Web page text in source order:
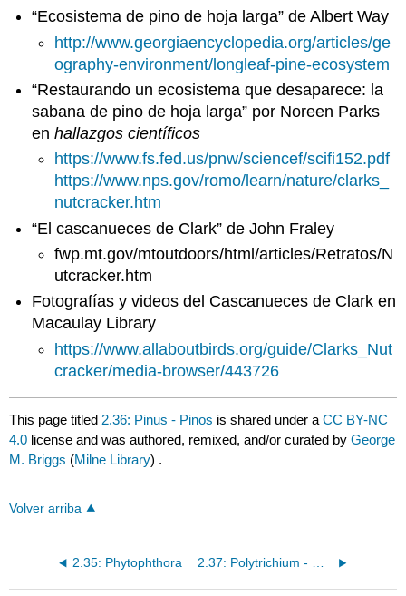
“Ecosistema de pino de hoja larga” de Albert Way
http://www.georgiaencyclopedia.org/articles/ge
ography-environment/longleaf-pine-ecosystem
“Restaurando un ecosistema que desaparece: la
sabana de pino de hoja larga” por Noreen Parks
enhallazgos científicos
https://www.fs.fed.us/pnw/sciencef/scifi152.pdf
https://www.nps.gov/romo/learn/nature/clarks_
nutcracker.htm
“El cascanueces de Clark” de John Fraley
fwp.mt.gov/mtoutdoors/html/articles/Retratos/N
utcracker.htm
Fotografías y videos del Cascanueces de Clark en
Macaulay Library
https://www.allaboutbirds.org/guide/Clarks_Nut
cracker/media-browser/443726
This page titled 2.36: Pinus - Pinos is shared under aCC BY-NC
4.0 license and was authored, remixed, and/or curated byGeorge
M. Briggs (Milne Library) .
Volver arriba
2.35: Phytophthora 2.37: Polytrichium - Gorra Peluda Musgo